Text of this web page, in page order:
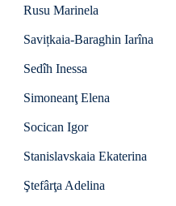
Rusu Marinela
Savițkaia-Baraghin Iarîna
Sedîh Inessa
Simoneanţ Elena
Socican Igor
Stanislavskaia Ekaterina
Ştefârţa Adelina